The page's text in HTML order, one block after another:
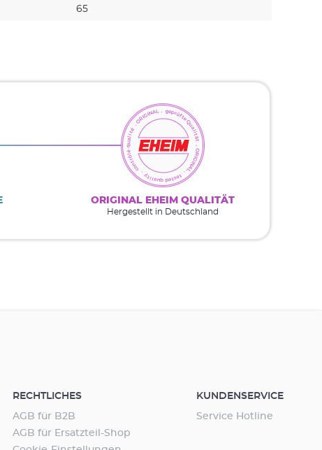
65
ORIGINAL EHEIM QUALITÄT
Hergestellt in Deutschland
RECHTLICHES
AGB für B2B
AGB für Ersatzteil-Shop
KUNDENSERVICE
Service Hotline